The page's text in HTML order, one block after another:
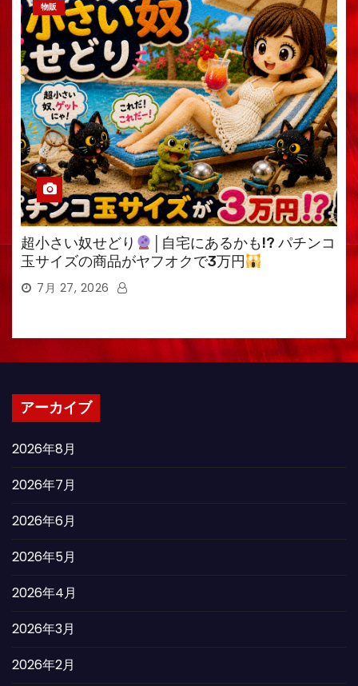
物販
超小さい奴せどり
│自宅にあるかも!? パチンコ
玉サイズの商品がヤフオクで3万円
7月 27, 2026
アーカイブ
2026年8月
2026年7月
2026年6月
2026年5月
2026年4月
2026年3月
2026年2月